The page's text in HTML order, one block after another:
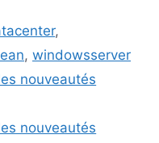
,
, windowsserver
nouveautés
nouveautés